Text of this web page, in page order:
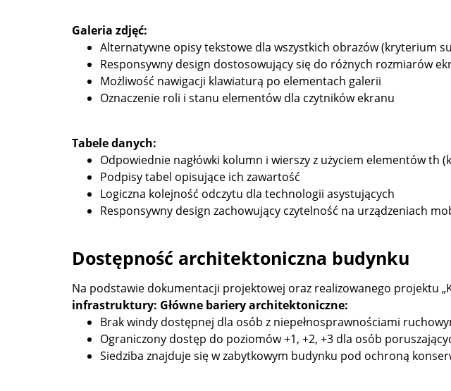
Galeria zdjęć:
Alternatywne opisy tekstowe dla wszystkich obrazów (kryterium
Responsywny design dostosowujący się do różnych rozmiarów
Możliwość nawigacji klawiaturą po elementach galerii
Oznaczenie roli i stanu elementów dla czytników ekranu
Tabele danych:
Odpowiednie nagłówki kolumn i wierszy z użyciem elementów th
Podpisy tabel opisujące ich zawartość
Logiczna kolejność odczytu dla technologii asystujących
Responsywny design zachowujący czytelność na urządzeniach
Dostępność architektoniczna budynku
Na podstawie dokumentacji projektowej oraz realizowanego projektu
infrastruktury: Główne bariery architektoniczne:
Brak windy dostępnej dla osób z niepełnosprawnościami
Ograniczony dostęp do poziomów +1, +2, +3 dla osób
Siedziba znajduje się w zabytkowym budynku pod ochroną